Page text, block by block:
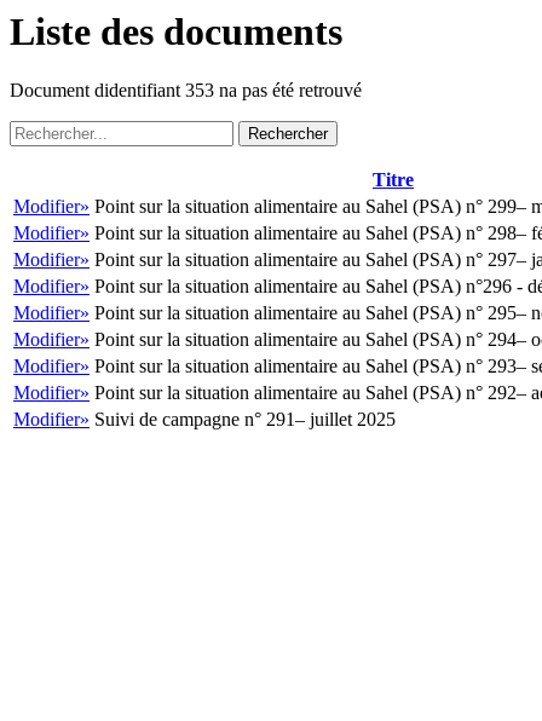
Liste des documents
Document didentifiant 353 na pas été retrouvé
Rechercher
Titre
Modifier» Point sur la situation alimentaire au Sahel (PSA) n° 299–
Modifier» Point sur la situation alimentaire au Sahel (PSA) n° 298–
Modifier» Point sur la situation alimentaire au Sahel (PSA) n° 297–
Modifier» Point sur la situation alimentaire au Sahel (PSA) n°296 -
Modifier» Point sur la situation alimentaire au Sahel (PSA) n° 295–
Modifier» Point sur la situation alimentaire au Sahel (PSA) n° 294–
Modifier» Point sur la situation alimentaire au Sahel (PSA) n° 293–
Modifier» Point sur la situation alimentaire au Sahel (PSA) n° 292–
Modifier» Suivi de campagne n° 291– juillet 2025